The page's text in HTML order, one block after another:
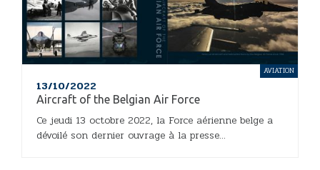
13/10/2022
Aircraft of the Belgian Air Force
Ce jeudi 13 octobre 2022, la Force aérienne belge a
dévoilé son dernier ouvrage à la presse...
AVIATION